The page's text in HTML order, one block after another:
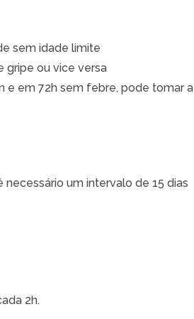
sem idade limite
gripe ou vice versa
e em 72h sem febre, pode tomar a
necessário um intervalo de 15 dias
2h.